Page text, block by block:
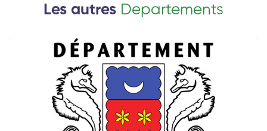
Les autres Departements